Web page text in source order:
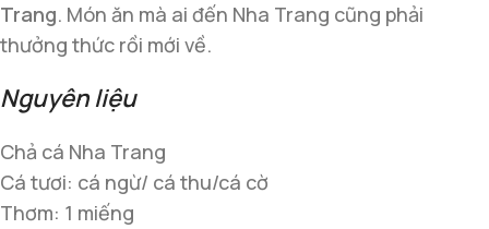
Trang. Món ăn mà ai đến Nha Trang cũng phải
thưởng thức rồi mới về.
Nguyên liệu
Chả cá Nha Trang
Cá tươi: cá ngừ/ cá thu/cá cờ
Thơm: 1 miếng